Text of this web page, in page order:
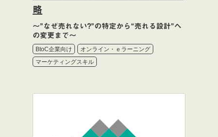
略
～”なぜ売れない?”の特定から“売れる設計”へ
の変更まで～
BtoC企業向け
オンライン・ｅラーニング
マーケティングスキル